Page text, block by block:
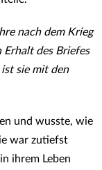
nach dem Krieg
Erhalt des Briefes
sie mit den
und wusste, wie
war zutiefst
ihrem Leben